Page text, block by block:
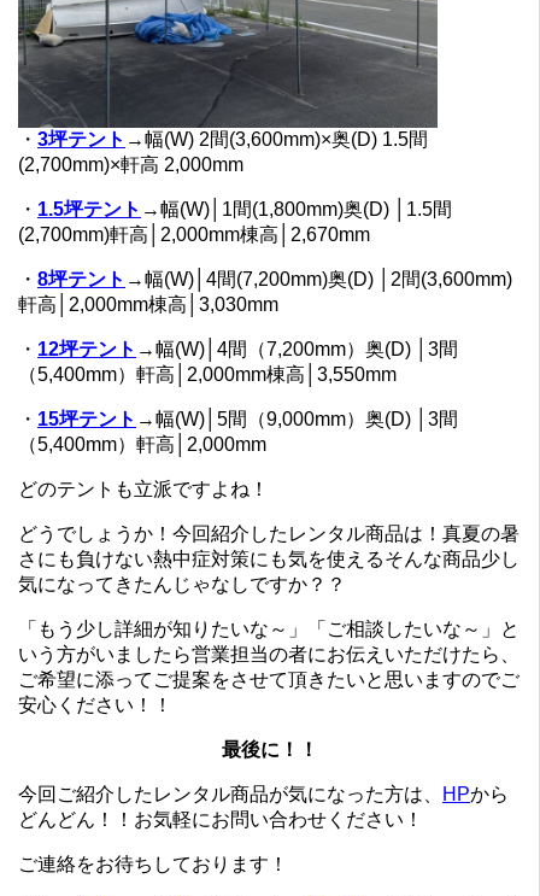
・ 3坪テント →幅(W) 2間(3,600mm)×奥(D) 1.5間
(2,700mm)×軒高 2,000mm
・ 1.5坪テント →幅(W)│1間(1,800mm)奥(D) │1.5間
(2,700mm)軒高│2,000mm棟高│2,670mm
・ 8坪テント →幅(W)│4間(7,200mm)奥(D) │2間(3,600mm)
軒高│2,000mm棟高│3,030mm
・ 12坪テント →幅(W)│4間（7,200mm）奥(D) │3間
（5,400mm）軒高│2,000mm棟高│3,550mm
・ 15坪テント →幅(W)│5間（9,000mm）奥(D) │3間
（5,400mm）軒高│2,000mm
どのテントも立派ですよね！
どうでしょうか！今回紹介したレンタル商品は！真夏の暑
さにも負けない熱中症対策にも気を使えるそんな商品少し
気になってきたんじゃなしですか？？
「もう少し詳細が知りたいな～」「ご相談したいな～」と
いう方がいましたら営業担当の者にお伝えいただけたら、
ご希望に添ってご提案をさせて頂きたいと思いますのでご
安心ください！！
最後に！！
今回ご紹介したレンタル商品が気になった方は、 HPから
どんどん！！お気軽にお問い合わせください！
ご連絡をお待ちしております！